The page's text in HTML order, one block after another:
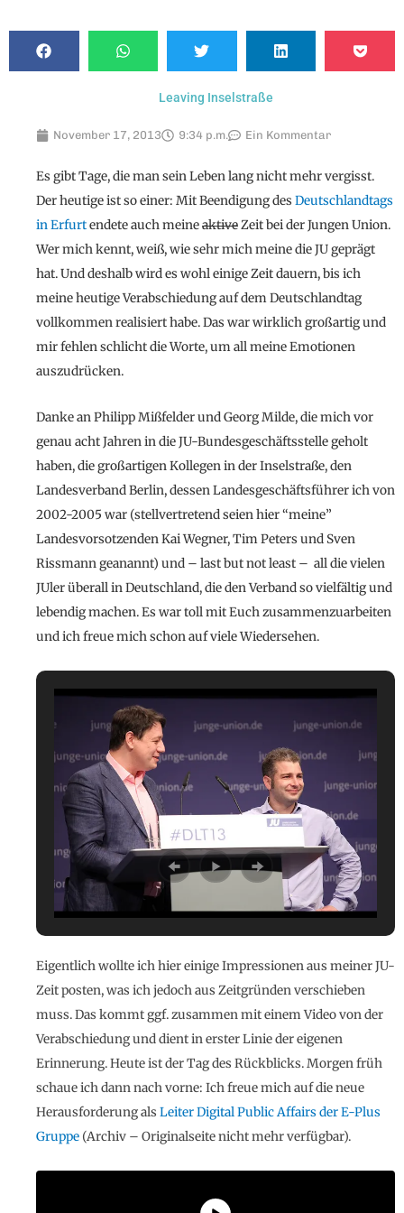
Leaving Inselstraße
November 17, 2013 9:34 p.m. Ein Kommentar
Es gibt Tage, die man sein Leben lang nicht mehr vergisst.
Der heutige ist so einer: Mit Beendigung des Deutschlandtags
in Erfurtendete auch meineaktiveZeit bei der Jungen Union.
Wer mich kennt, weiß, wie sehr mich meine die JU geprägt
hat. Und deshalb wird es wohl einige Zeit dauern, bis ich
meine heutige Verabschiedung auf dem Deutschlandtag
vollkommen realisiert habe. Das war wirklich großartig und
mir fehlen schlicht die Worte, um all meine Emotionen
auszudrücken.
Danke an Philipp Mißfelder und Georg Milde, die mich vor
genau acht Jahren in die JU-Bundesgeschäftsstelle geholt
haben, die großartigen Kollegen in der Inselstraße, den
Landesverband Berlin, dessen Landesgeschäftsführer ich von
2002-2005 war (stellvertretend seien hier “meine”
Landesvorsotzenden Kai Wegner, Tim Peters und Sven
Rissmann geanannt) und – last but not least – all die vielen
JUler überall in Deutschland, die den Verband so vielfältig und
lebendig machen. Es war toll mit Euch zusammenzuarbeiten
und ich freue mich schon auf viele Wiedersehen.
Eigentlich wollte ich hier einige Impressionen aus meiner JU-
Zeit posten, was ich jedoch aus Zeitgründen verschieben
muss. Das kommt ggf. zusammen mit einem Video von der
Verabschiedung und dient in erster Linie der eigenen
Erinnerung. Heute ist der Tag des Rückblicks. Morgen früh
schaue ich dann nach vorne: Ich freue mich auf die neue
Herausforderung als Leiter Digital Public Affairs der E-Plus
Gruppe (Archiv – Originalseite nicht mehr verfügbar).